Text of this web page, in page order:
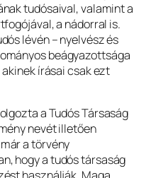
tudósaival, valamint a
a nádorral is.
lévén – nyelvész és
beágyazottsága
írásai csak ezt
a Tudós Társaság
nevét illetően
a törvény
hogy a tudós társaság